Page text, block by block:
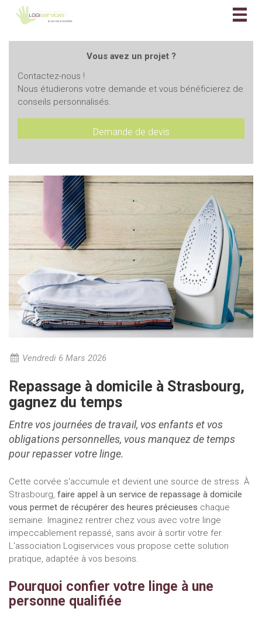
Vous avez un projet ?
Contactez-nous !
Nous étudierons votre demande et vous bénéficierez de
conseils personnalisés.
Demande de devis
Vendredi 6 Mars 2026
Repassage à domicile à Strasbourg,
gagnez du temps
Entre vos journées de travail, vos enfants et vos
obligations personnelles, vous manquez de temps
pour repasser votre linge.
Cette corvée s'accumule et devient une source de stress. À
Strasbourg, faire appel à un service de repassage à domicile
vous permet de récupérer des heures précieuses chaque
semaine. Imaginez rentrer chez vous avec votre linge
impeccablement repassé, sans avoir à sortir votre fer.
L'association Logiservices vous propose cette solution
pratique, adaptée à vos besoins.
Pourquoi confier votre linge à une
personne qualifiée